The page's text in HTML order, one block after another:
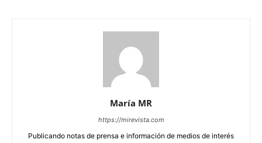
María MR
https://mirevista.com
Publicando notas de prensa e información de medios de interés